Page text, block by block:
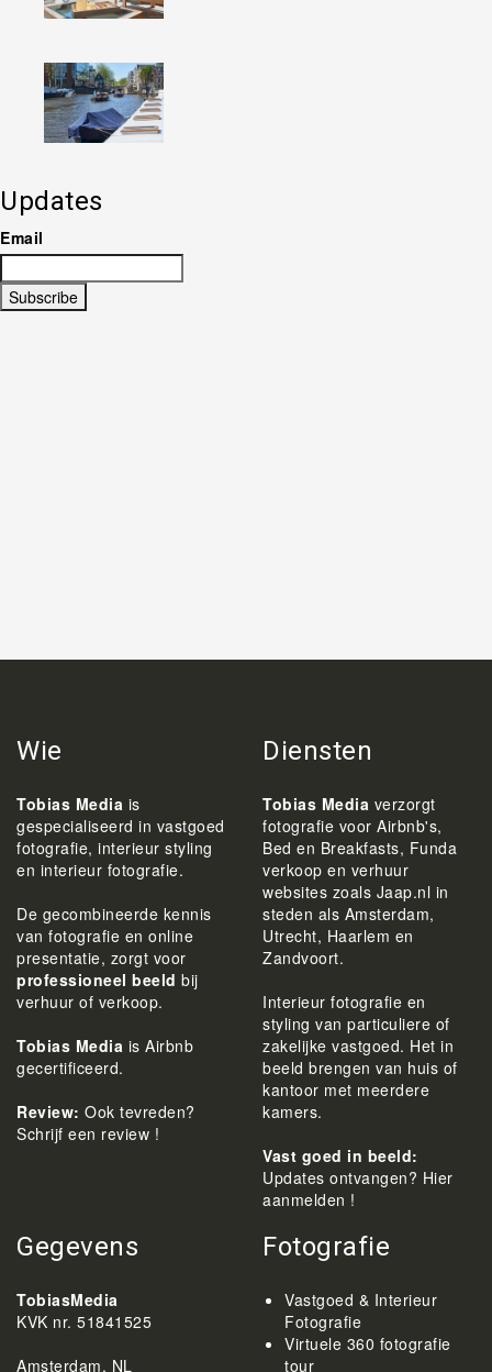
Updates
Email
Wie
Tobias Media is
gespecialiseerd in vastgoed
fotografie, interieur styling
en interieur fotografie.
De gecombineerde kennis
van fotografie en online
presentatie, zorgt voor
professioneel beeld bij
verhuur of verkoop.
Tobias Media is Airbnb
gecertificeerd.
Review: Ook tevreden?
Schrijf een review !
Diensten
Tobias Media verzorgt
fotografie voor Airbnb's,
Bed en Breakfasts, Funda
verkoop en verhuur
websites zoals Jaap.nl in
steden als Amsterdam,
Utrecht, Haarlem en
Zandvoort.
Interieur fotografie en
styling van particuliere of
zakelijke vastgoed. Het in
beeld brengen van huis of
kantoor met meerdere
kamers.
Vast goed in beeld:
Updates ontvangen? Hier
aanmelden !
Gegevens
TobiasMedia
KVK nr. 51841525
Amsterdam, NL
Fotografie
Vastgoed & Interieur
Fotografie
Virtuele 360 fotografie
tour